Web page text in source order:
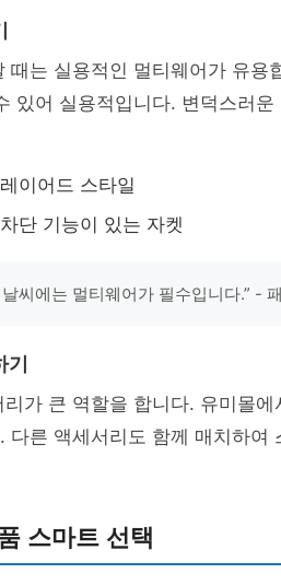
때는 실용적인 멀티웨어가 유용
있어 실용적입니다. 변덕스러
이어드 스타일
단 기능이 있는 자켓
씨에는 멀티웨어가 필수입니다.” -
가 큰 역할을 합니다. 유미몰
다른 액세서리도 함께 매치하여
스마트 선택